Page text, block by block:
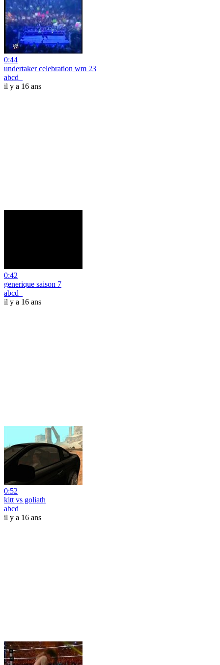
0:44
undertaker celebration wm 23
abcd_
il y a 16 ans
0:42
generique saison 7
abcd_
il y a 16 ans
0:52
kitt vs goliath
abcd_
il y a 16 ans